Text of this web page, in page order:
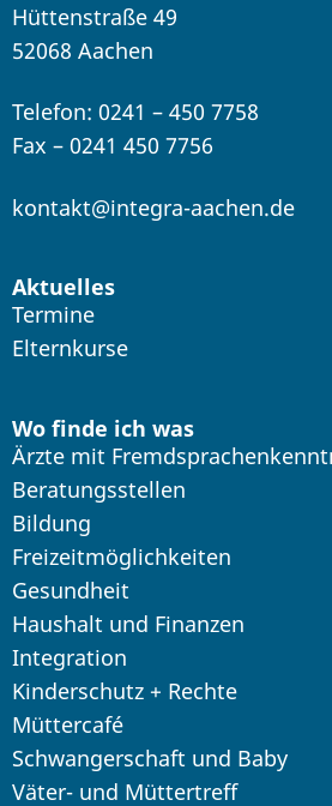
Hüttenstraße 49
52068 Aachen
Telefon: 0241 – 450 7758
Fax – 0241 450 7756
kontakt@integra-aachen.de
Aktuelles
Termine
Elternkurse
Wo finde ich was
Ärzte mit
Beratungsstellen
Bildung
Freizeitmöglichkeiten
Gesundheit
Haushalt und Finanzen
Integration
Kinderschutz + Rechte
Müttercafé
Schwangerschaft und Baby
Väter- und Müttertreff